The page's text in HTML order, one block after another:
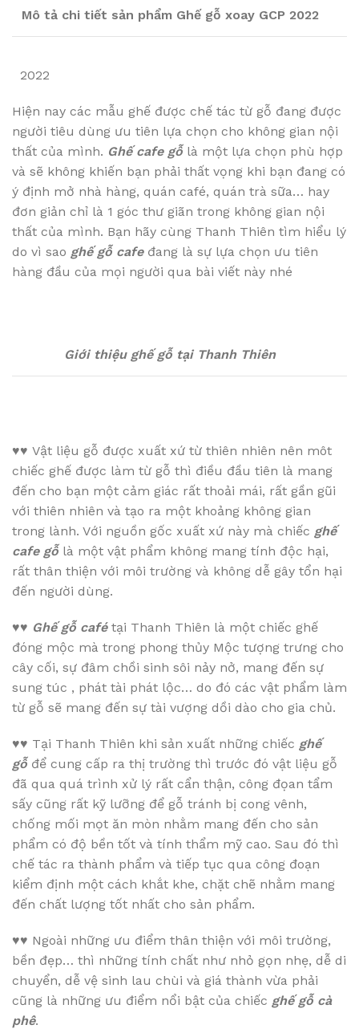
Mô tả chi tiết sản phẩm Ghế gỗ xoay GCP 2022
2022
Hiện nay các mẫu ghế được chế tác từ gỗ đang được
người tiêu dùng ưu tiên lựa chọn cho không gian nội
thất của mình. Ghế cafe gỗ là một lựa chọn phù hợp
và sẽ không khiến bạn phải thất vọng khi bạn đang có
ý định mở nhà hàng, quán café, quán trà sữa… hay
đơn giản chỉ là 1 góc thư giãn trong không gian nội
thất của mình. Bạn hãy cùng Thanh Thiên tìm hiểu lý
do vì sao ghế gỗ cafeđang là sự lựa chọn ưu tiên
hàng đầu của mọi người qua bài viết này nhé
Giới thiệu ghế gỗ tại Thanh Thiên
♥♥ Vật liệu gỗ được xuất xứ từ thiên nhiên nên môt
chiếc ghế được làm từ gỗ thì điều đầu tiên là mang
đến cho bạn một cảm giác rất thoải mái, rất gần gũi
với thiên nhiên và tạo ra một khoảng không gian
trong lành. Với nguồn gốc xuất xứ này mà chiếc ghế
cafe gỗ là một vật phẩm không mang tính độc hại,
rất thân thiện với môi trường và không dễ gây tổn hại
đến người dùng.
♥♥ Ghế gỗ cafétại Thanh Thiên là một chiếc ghế
đóng mộc mà trong phong thủy Mộc tượng trưng cho
cây cối, sự đâm chồi sinh sôi nảy nở, mang đến sự
sung túc , phát tài phát lộc… do đó các vật phẩm làm
từ gỗ sẽ mang đến sự tài vượng dồi dào cho gia chủ.
♥♥ Tại Thanh Thiên khi sản xuất những chiếc ghế
gỗ để cung cấp ra thị trường thì trước đó vật liệu gỗ
đã qua quá trình xử lý rất cẩn thận, công đọan tẩm
sấy cũng rất kỹ lưỡng để gỗ tránh bị cong vênh,
chống mối mọt ăn mòn nhằm mang đến cho sản
phẩm có độ bền tốt và tính thẩm mỹ cao. Sau đó thì
chế tác ra thành phẩm và tiếp tục qua công đoạn
kiểm định một cách khắt khe, chặt chẽ nhằm mang
đến chất lượng tốt nhất cho sản phẩm.
♥♥ Ngoài những ưu điểm thân thiện với môi trường,
bền đẹp… thì những tính chất như nhỏ gọn nhẹ, dễ di
chuyển, dễ vệ sinh lau chùi và giá thành vừa phải
cũng là những ưu điểm nổi bật của chiếc ghế gỗ cà
phê.